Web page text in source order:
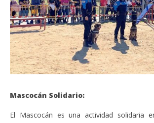
Mascocán Solidario:
El Mascocán es una actividad solidaria